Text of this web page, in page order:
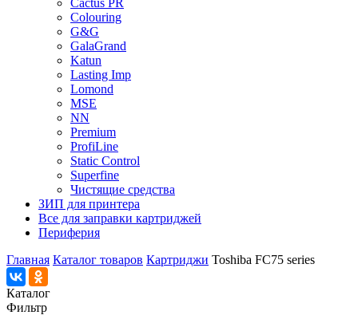
Cactus PR
Colouring
G&G
GalaGrand
Katun
Lasting Imp
Lomond
MSE
NN
Premium
ProfiLine
Static Control
Superfine
Чистящие средства
ЗИП для принтера
Все для заправки картриджей
Периферия
Главная Каталог товаров Картриджи Toshiba FC75 series
Каталог
Фильтр